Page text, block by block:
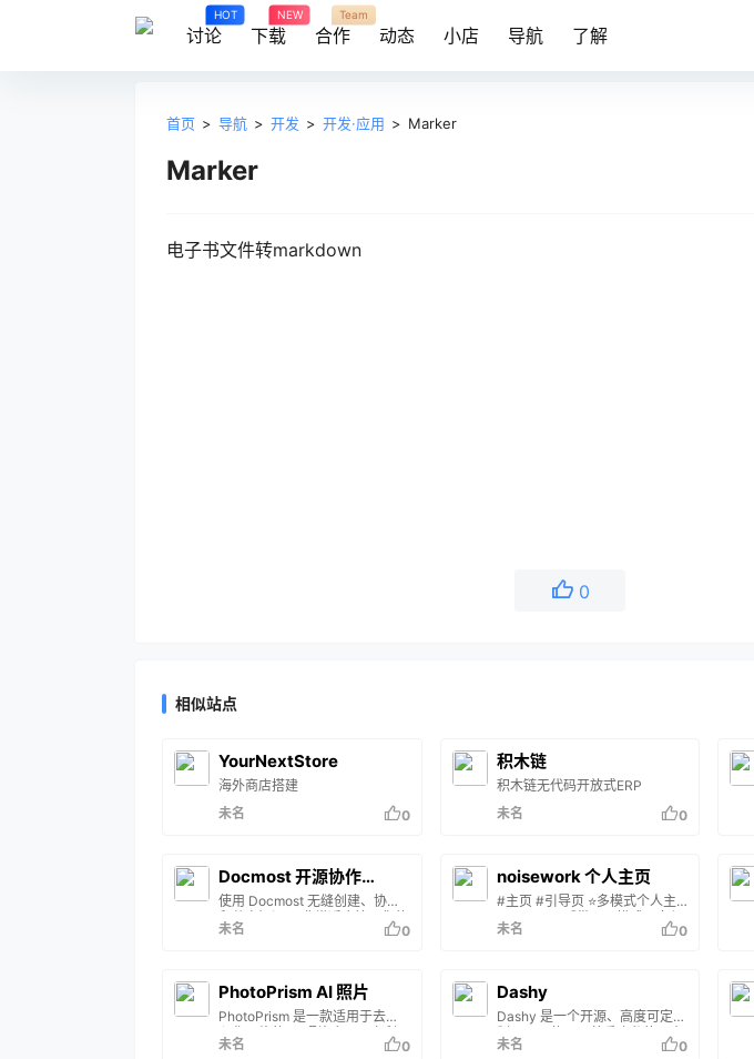
讨论
HOT
下载
NEW
合作
Team
动态 小店 导航 了解
首页 > 导航 > 开发 > 开发·应用 > Marker
Marker
电子书文件转markdown
0
相似站点
YourNextStore
海外商店搭建
未名
0
积木链
积木链无代码开放式ERP
未名
0
Docmost 开源协作
Notion
使用 Docmost 无缝创建、协作
和共享知识。 非常适合管理您的
wiki、知识库、文档等等。
未名 0
noisework 个人主页
#主页 #引导页 ⭐️多模式个人主
页展示页，🌈带pwa模式，多组
件效果，可随时切换的引导页🎉
未名 0
PhotoPrism AI 照片
PhotoPrism 是一款适用于去中
心化网络的 AI 照片应用。它利
用最新技术自动标记和查找图
未名 0
Dashy
Dashy 是一个开源、高度可定
制、易于使用、尊重隐私的仪表
板应用程序。
未名 0